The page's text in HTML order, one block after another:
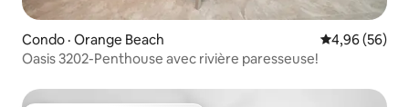
Condo · Orange Beach Note
4,96 (56)
Oasis 3202-Penthouse avec rivière paresseuse!